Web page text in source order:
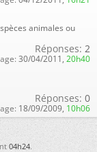
animales ou
Réponses: 2
30/04/2011, 20h40
Réponses: 0
18/09/2009, 10h06
04h24.